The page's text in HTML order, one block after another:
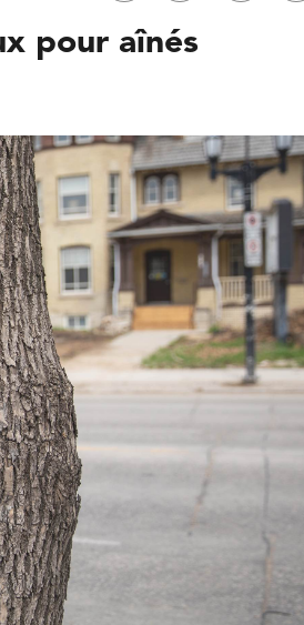
pour aînés